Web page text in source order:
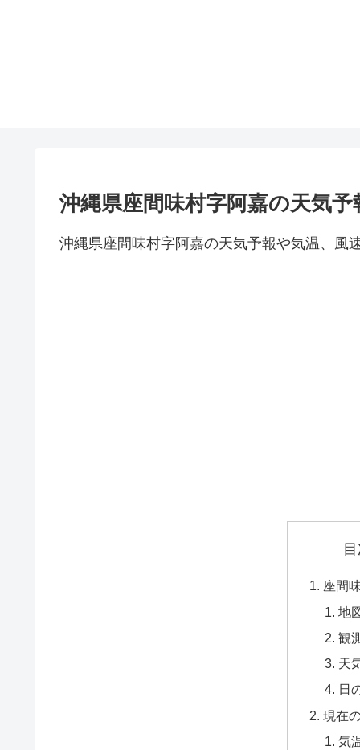
沖縄県座間味村字阿嘉の天気予
沖縄県座間味村字阿嘉の天気予報や気温、風
座間
地
観
天
日
現在
気